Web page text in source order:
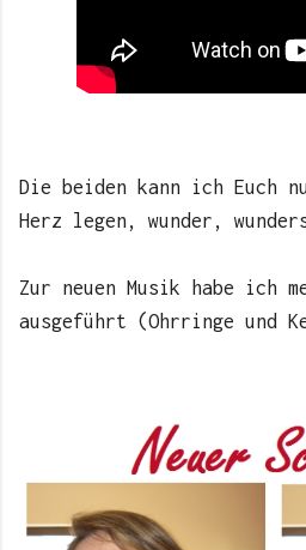
Die beiden kann ich Euch
Herz legen, wunder,
Zur neuen Musik habe ich
ausgeführt (Ohrringe und